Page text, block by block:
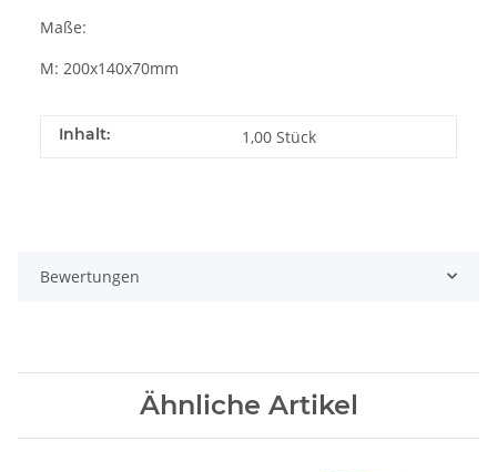
Maße:
M: 200x140x70mm
Inhalt: 1,00 Stück
Bewertungen
Ähnliche Artikel